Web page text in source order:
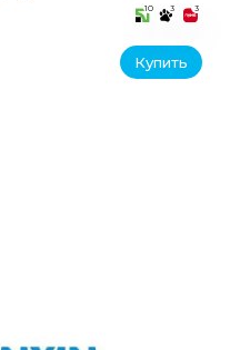
10 3 3
Купить